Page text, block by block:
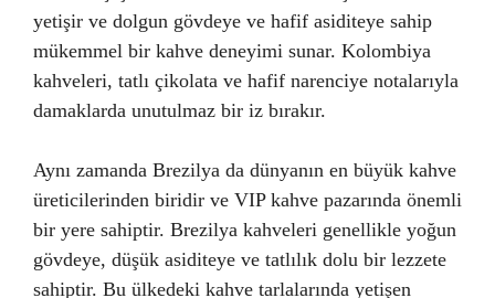
yetişir ve dolgun gövdeye ve hafif asiditeye sahip
mükemmel bir kahve deneyimi sunar. Kolombiya
kahveleri, tatlı çikolata ve hafif narenciye notalarıyla
damaklarda unutulmaz bir iz bırakır.
Aynı zamanda Brezilya da dünyanın en büyük kahve
üreticilerinden biridir ve VIP kahve pazarında önemli
bir yere sahiptir. Brezilya kahveleri genellikle yoğun
gövdeye, düşük asiditeye ve tatlılık dolu bir lezzete
sahiptir. Bu ülkedeki kahve tarlalarında yetişen